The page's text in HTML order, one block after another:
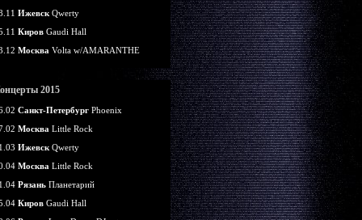
Ижевск Qwerty
Киров Gaudi Hall
Москва Volta w/AMARANTHE
2015
Санкт-Петербург Phoenix
Москва Little Rock
Ижевск Qwerty
Москва Little Rock
Рязань Планетарий
Киров Gaudi Hall